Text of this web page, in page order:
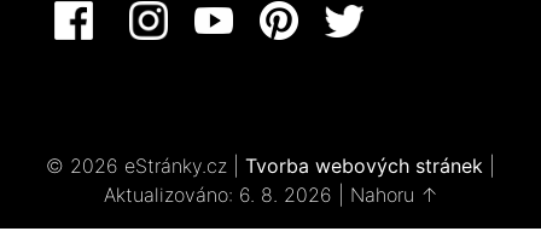
© 2026 eStránky.cz Tvorba webových stránek
Aktualizováno: 6. 8. 2026
Nahoru ↑